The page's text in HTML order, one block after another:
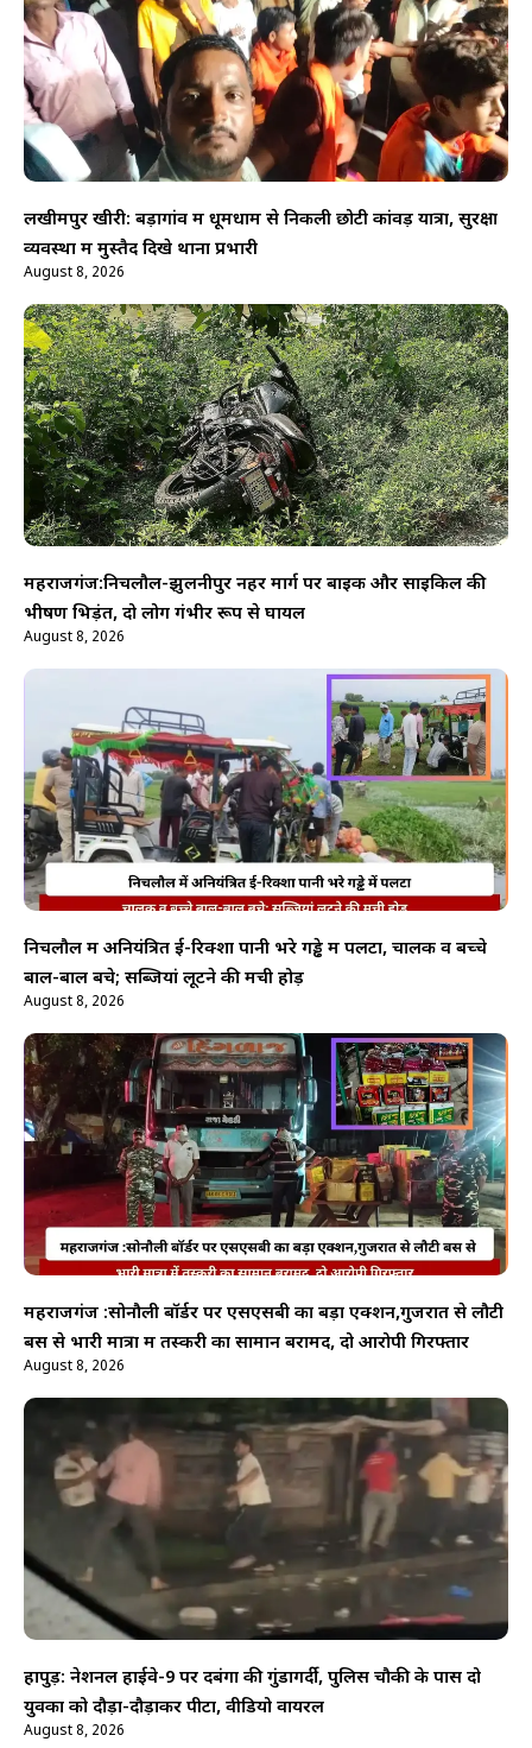
लखीमपुर खीरी: बड़ागांव में धूमधाम से निकली छोटी कांवड़ यात्रा, सुरक्षा
व्यवस्था में मुस्तैद दिखे थाना प्रभारी
August 8, 2026
महराजगंज:निचलौल-झुलनीपुर नहर मार्ग पर बाइक और साइकिल की
भीषण भिड़ंत, दो लोग गंभीर रूप से घायल
August 8, 2026
निचलौल में अनियंत्रित ई-रिक्शा पानी भरे गड्ढे में पलटा, चालक व बच्चे
बाल-बाल बचे; सब्जियां लूटने की मची होड़
August 8, 2026
महराजगंज :सोनौली बॉर्डर पर एसएसबी का बड़ा एक्शन,गुजरात से लौटी
बस से भारी मात्रा में तस्करी का सामान बरामद, दो आरोपी गिरफ्तार
August 8, 2026
हापुड़: नेशनल हाईवे-9 पर दबंगों की गुंडागर्दी, पुलिस चौकी के पास दो
युवकों को दौड़ा-दौड़ाकर पीटा, वीडियो वायरल
August 8, 2026